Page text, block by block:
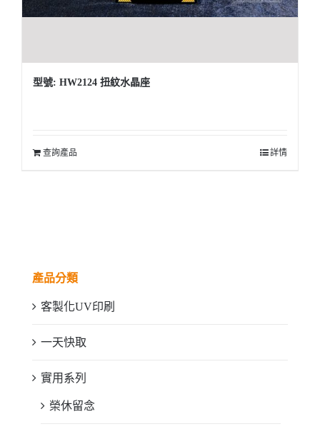
型號: HW2124 扭紋水晶座
查詢產品 詳情
產品分類
客製化UV印刷
一天快取
實用系列
榮休留念